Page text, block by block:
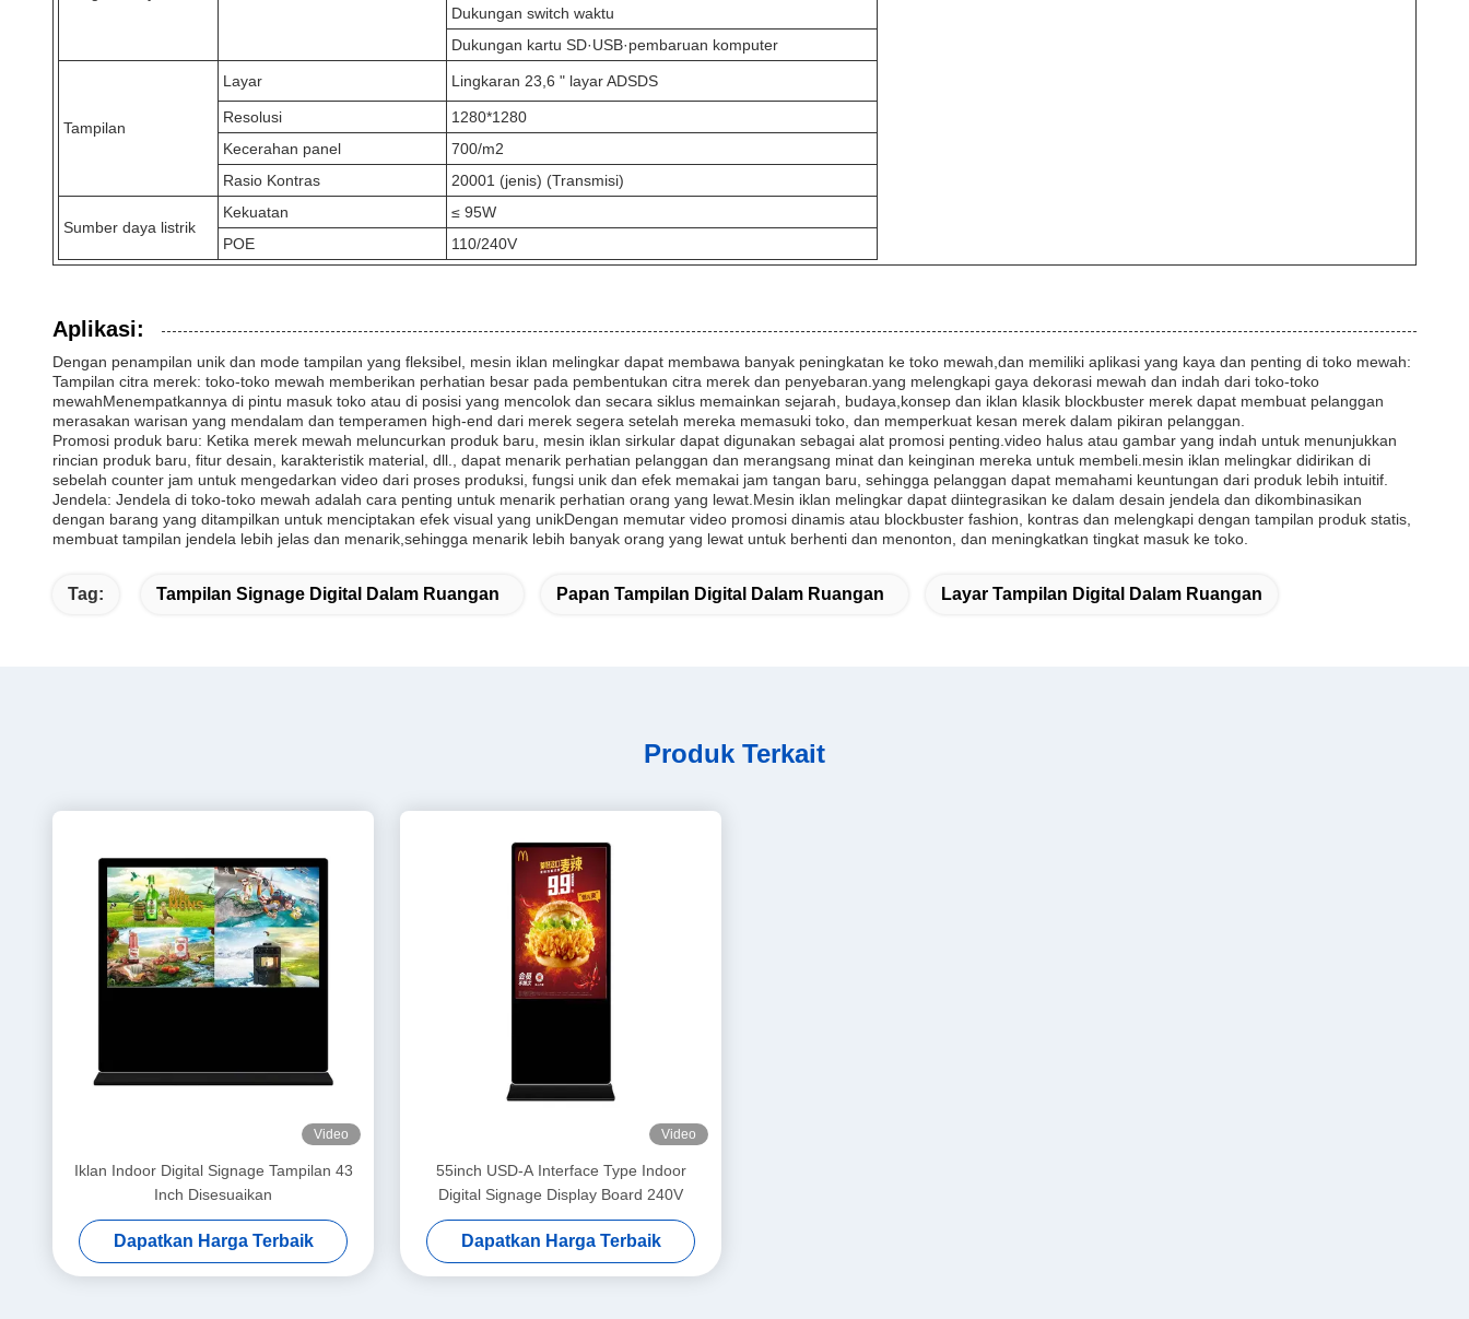
Dukungan switch waktu
Dukungan kartu SD·USB·pembaruan komputer
Tampilan
Layar Lingkaran 23,6 " layar ADSDS
Resolusi
1280*1280
Kecerahan panel
700/m2
Rasio Kontras
20001 (jenis) (Transmisi)
Sumber daya listrik
Kekuatan
≤ 95W
POE
110/240V
Aplikasi:
Dengan penampilan unik dan mode tampilan yang fleksibel, mesin iklan melingkar dapat membawa banyak peningkatan ke toko mewah,dan memiliki aplikasi yang kaya dan penting di toko mewah:
Tampilan citra merek: toko-toko mewah memberikan perhatian besar pada pembentukan citra merek dan penyebaran.yang melengkapi gaya dekorasi mewah dan indah dari toko-toko
mewahMenempatkannya di pintu masuk toko atau di posisi yang mencolok dan secara siklus memainkan sejarah, budaya,konsep dan iklan klasik blockbuster merek dapat membuat pelanggan
merasakan warisan yang mendalam dan temperamen high-end dari merek segera setelah mereka memasuki toko, dan memperkuat kesan merek dalam pikiran pelanggan.
Promosi produk baru: Ketika merek mewah meluncurkan produk baru, mesin iklan sirkular dapat digunakan sebagai alat promosi penting.video halus atau gambar yang indah untuk menunjukkan
rincian produk baru, fitur desain, karakteristik material, dll., dapat menarik perhatian pelanggan dan merangsang minat dan keinginan mereka untuk membeli.mesin iklan melingkar didirikan di
sebelah counter jam untuk mengedarkan video dari proses produksi, fungsi unik dan efek memakai jam tangan baru, sehingga pelanggan dapat memahami keuntungan dari produk lebih intuitif.
Jendela: Jendela di toko-toko mewah adalah cara penting untuk menarik perhatian orang yang lewat.Mesin iklan melingkar dapat diintegrasikan ke dalam desain jendela dan dikombinasikan
dengan barang yang ditampilkan untuk menciptakan efek visual yang unikDengan memutar video promosi dinamis atau blockbuster fashion, kontras dan melengkapi dengan tampilan produk statis,
membuat tampilan jendela lebih jelas dan menarik,sehingga menarik lebih banyak orang yang lewat untuk berhenti dan menonton, dan meningkatkan tingkat masuk ke toko.
Tag: Tampilan Signage Digital Dalam Ruangan Papan Tampilan Digital Dalam Ruangan Layar Tampilan Digital Dalam Ruangan
Produk Terkait
Video
Iklan Indoor Digital Signage Tampilan 43
Inch Disesuaikan
Dapatkan Harga Terbaik
Video
55inch USD-A Interface Type Indoor
Digital Signage Display Board 240V
Dapatkan Harga Terbaik